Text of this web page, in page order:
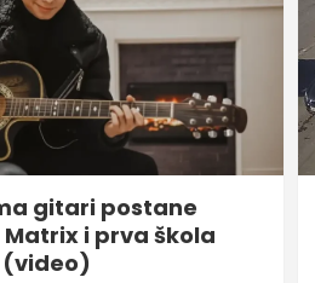
gitari postane
i prva škola
(video)